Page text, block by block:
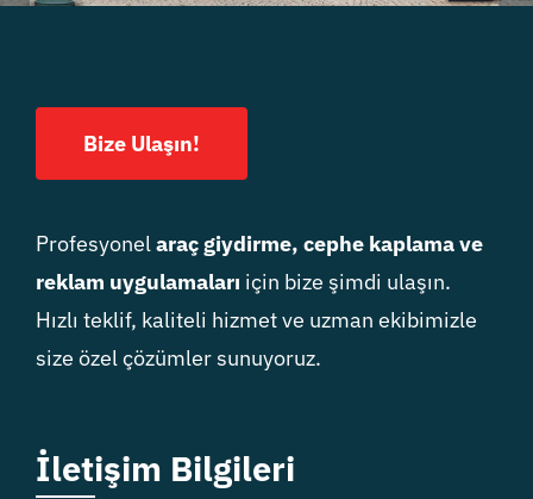
Bize Ulaşın!
Profesyonelaraç giydirme, cephe kaplama ve
reklam uygulamaları için bize şimdi ulaşın.
Hızlı teklif, kaliteli hizmet ve uzman ekibimizle
size özel çözümler sunuyoruz.
İletişim Bilgileri